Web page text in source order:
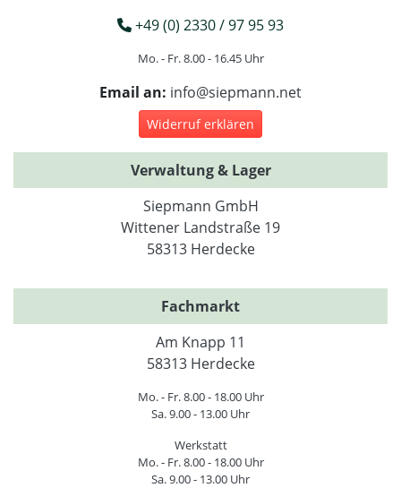
+49 (0) 2330 / 97 95 93
Mo. - Fr. 8.00 - 16.45 Uhr
Email an: info@siepmann.net
Widerruf erklären
Verwaltung & Lager
Siepmann GmbH
Wittener Landstraße 19
58313 Herdecke
Fachmarkt
Am Knapp 11
58313 Herdecke
Mo. - Fr. 8.00 - 18.00 Uhr
Sa. 9.00 - 13.00 Uhr
Werkstatt
Mo. - Fr. 8.00 - 18.00 Uhr
Sa. 9.00 - 13.00 Uhr